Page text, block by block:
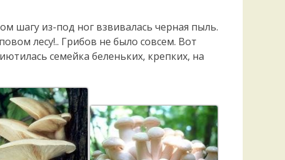
шагу из-под ног взвивалась черная пыль.
лесу!.. Грибов не было совсем. Вот
семейка беленьких, крепких, на